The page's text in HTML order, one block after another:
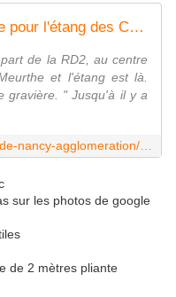
Art-sur-Meurthe : nouvelle vie pour l'étang des Crocottes
de la RD2, au centre
et l'étang est là.
gravière. " Jusqu'à il y a
sur les photos de google
de 2 mètres pliante